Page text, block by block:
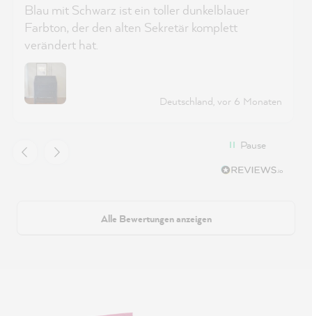
Blau mit Schwarz ist ein toller dunkelblauer
Farbton, der den alten Sekretär komplett
verändert hat.
Deutschland, vor 6 Monaten
Pause
Alle Bewertungen anzeigen